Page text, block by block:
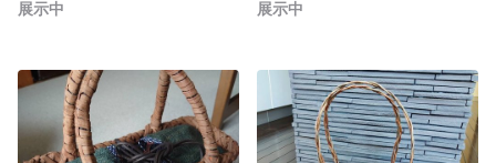
展示中 展示中